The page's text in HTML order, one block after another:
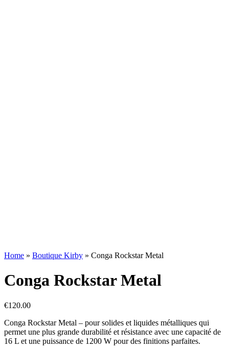
Home » Boutique Kirby » Conga Rockstar Metal
Conga Rockstar Metal
€120.00
Conga Rockstar Metal – pour solides et liquides métalliques qui
permet une plus grande durabilité et résistance avec une capacité de
16 L et une puissance de 1200 W pour des finitions parfaites.